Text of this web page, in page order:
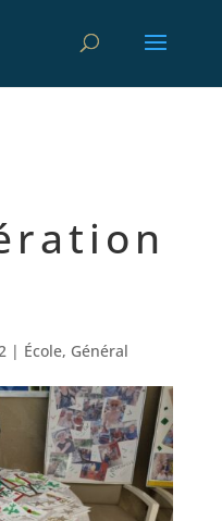
| École, Général